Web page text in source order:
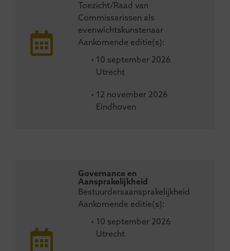
Toezicht/Raad van
Commissarissen als
evenwichtskunstenaar
Aankomende editie(s):
• 10 september 2026
Utrecht
• 12 november 2026
Eindhoven
Governance en
Aansprakelijkheid
Bestuurdersaansprakelijkheid
Aankomende editie(s):
• 10 september 2026
Utrecht